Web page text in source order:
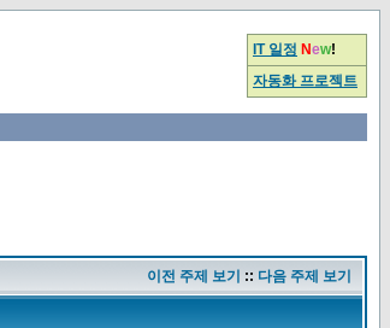
IT 일정 New!
자동화 프로젝트
이전 주제 보기 :: 다음 주제 보기